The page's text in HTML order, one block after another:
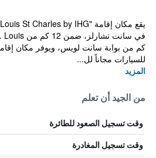
كم من بوابة سانت لويس، ويوفر مكان
للسيارات مجاناً لل...
المزيد
من الجيد أن تعلم
وقت تسجيل الصعود للطائرة
وقت تسجيل المغادرة